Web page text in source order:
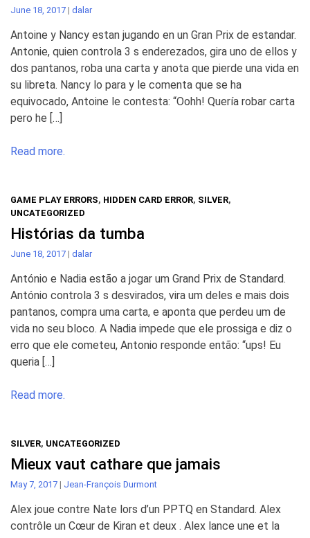
June 18, 2017 | dalar
Antoine y Nancy estan jugando en un Gran Prix de estandar.
Antonie, quien controla 3 s enderezados, gira uno de ellos y
dos pantanos, roba una carta y anota que pierde una vida en
su libreta. Nancy lo para y le comenta que se ha
equivocado, Antoine le contesta: “Oohh! Quería robar carta
pero he […]
Read more.
GAME PLAY ERRORS, HIDDEN CARD ERROR, SILVER,
UNCATEGORIZED
Histórias da tumba
June 18, 2017 | dalar
António e Nadia estão a jogar um Grand Prix de Standard.
António controla 3 s desvirados, vira um deles e mais dois
pantanos, compra uma carta, e aponta que perdeu um de
vida no seu bloco. A Nadia impede que ele prossiga e diz o
erro que ele cometeu, Antonio responde então: “ups! Eu
queria […]
Read more.
SILVER, UNCATEGORIZED
Mieux vaut cathare que jamais
May 7, 2017 | Jean-François Durmont
Alex joue contre Nate lors d’un PPTQ en Standard. Alex
contrôle un Cœur de Kiran et deux . Alex lance une et la